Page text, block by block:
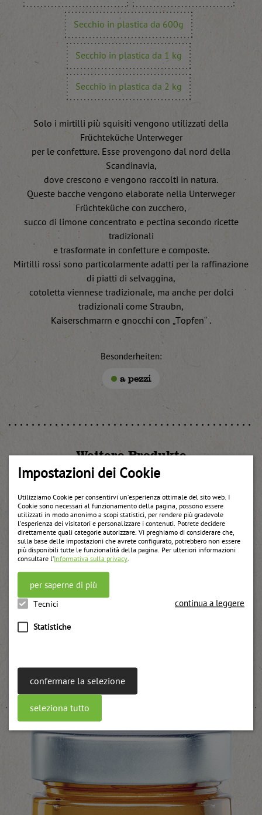
Impostazioni dei Cookie
Utilizziamo Cookie per consentirvi un’esperienza ottimale del sito web. I
Cookie sono necessari al funzionamento della pagina, possono essere
utilizzati in modo anonimo a scopi statistici, per rendere più gradevole
l’esperienza dei visitatori e personalizzare i contenuti. Potrete decidere
direttamente quali categorie autorizzare. Vi preghiamo di considerare che,
sulla base delle impostazioni che avrete configurato, potrebbero non essere
più disponibili tutte le funzionalità della pagina. Per ulteriori informazioni
consultare l’Informativa sulla privacy
per saperne di più
Tecnici
Statistiche
continua a leggere
confermare la selezione
seleziona tutto
Secchio in plastica da 600g
Secchio in plastica da 1 kg
Secchio in plastica da 2 kg
Solo i mirtilli più squisiti vengono utilizzati della
Früchteküche Unterweger
per le confetture. Esse provengono dal nord della
Scandinavia,
dove crescono e vengono raccolti in natura.
Queste bacche vengono elaborate nella Unterweger
Früchteküche con zucchero,
succo di limone concentrato e pectina secondo ricette
tradizionali
e trasformate in confetture e composte.
Mirtilli rossi sono particolarmente adatti per la raffinazione
di piatti di selvaggina,
cotoletta viennese tradizionale, ma anche per dolci
tradizionali come Straubn,
Kaiserschmarrn e gnocchi con „Topfen“ .
Besonderheiten:
a pezzi
Weitere Produkte
Confettura di pesca
weitere Informationen